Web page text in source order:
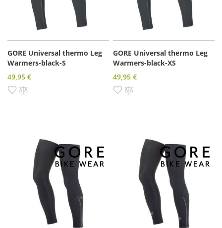
GORE Universal thermo Leg
Warmers-black-S
49,95 €
Pridať do zoznamu prianí
GORE Universal thermo Leg
Warmers-black-XS
49,95 €
Pridať do zoznamu prianí